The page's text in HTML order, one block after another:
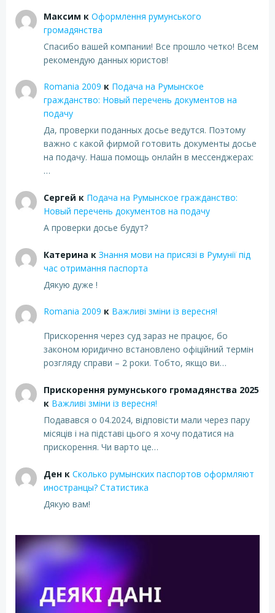
Максим к Оформлення румунського
громадянства
Спасибо вашей компании! Все прошло четко! Всем
рекомендую данных юристов!
Romania 2009 к Подача на Румынское
гражданство: Новый перечень документов на
подачу
Да, проверки поданных досье ведутся. Поэтому
важно с какой фирмой готовить документы досье
на подачу. Наша помощь онлайн в мессенджерах:
…
Сергей к Подача на Румынское гражданство:
Новый перечень документов на подачу
А проверки досье будут?
Катерина к Знання мови на присязі в Румунії під
час отримання паспорта
Дякую дуже !
Romania 2009 к Важливі зміни із вересня!
Прискорення через суд зараз не працює, бо
законом юридично встановлено офіційний термін
розгляду справи – 2 роки. Тобто, якщо ви…
Прискорення румунського громадянства 2025
к Важливі зміни із вересня!
Подавався о 04.2024, відповісти мали через пару
місяців і на підставі цього я хочу податися на
прискорення. Чи варто це…
Денк Сколько румынских паспортов оформляют
иностранцы? Статистика
Дякую вам!